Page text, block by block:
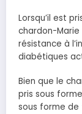
Lorsqu’il est
chardon-
résistance à
diabétiques
Bien que le
pris sous
sous forme de